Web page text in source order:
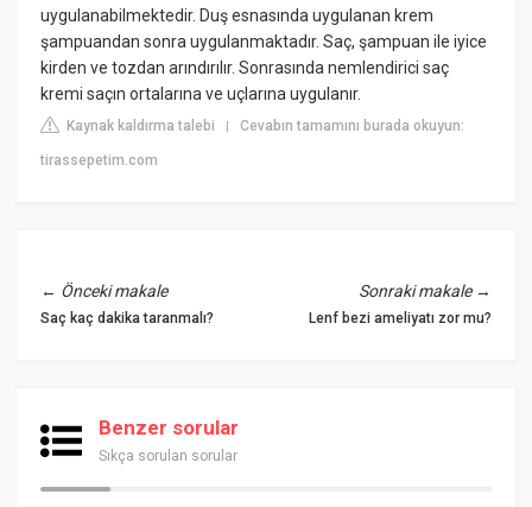
uygulanabilmektedir. Duş esnasında uygulanan krem
şampuandan sonra uygulanmaktadır. Saç, şampuan ile iyice
kirden ve tozdan arındırılır. Sonrasında nemlendirici saç
kremi saçın ortalarına ve uçlarına uygulanır.
Kaynak kaldırma talebi |Cevabın tamamını burada okuyun:
tirassepetim.com
← Önceki makale
Saç kaç dakika taranmalı?
Sonraki makale→
Lenf bezi ameliyatı zor mu?
Benzer sorular
Sıkça sorulan sorular